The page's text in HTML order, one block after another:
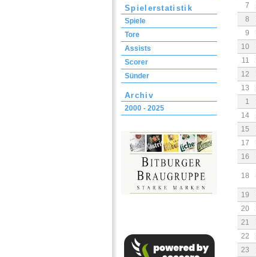
Spielerstatistik
Spiele
Tore
Assists
Scorer
Sünder
Archiv
2000 - 2025
7
8
9
10
11
12
13
1
14
15
17
16
18
19
20
21
22
23